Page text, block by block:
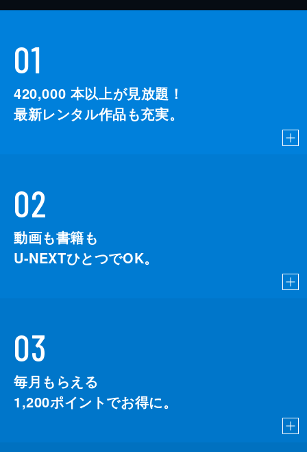
01
420,000 本以上が見放題！
最新レンタル作品も充実。
02
動画も書籍も
U-NEXTひとつでOK。
03
毎月もらえる
1,200ポイントでお得に。